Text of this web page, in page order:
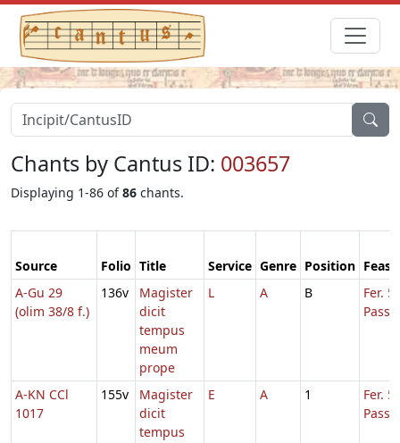
Chants by Cantus ID: 003657
Displaying 1-86 of86 chants.
Source Folio Title Service Genre Position Feast
A-Gu 29
(olim 38/8 f.)
136v
Magister
dicit
tempus
meum
prope
L A B
Fer. 5
A-KN CCl
1017
155v
Magister
dicit
tempus
E A 1
Fer. 5